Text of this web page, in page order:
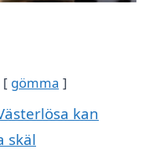
gömma
kan
skäl